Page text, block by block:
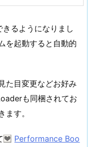
るようになりまし
を起動すると自動的
た目変更などお好み
も同梱されてお
す。
Performance Boo